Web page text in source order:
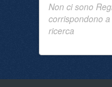
Non ci sono
corrispondono
ricerca